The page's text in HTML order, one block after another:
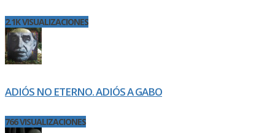
2.1K VISUALIZACIONES
ADIÓS NO ETERNO. ADIÓS A GABO
766 VISUALIZACIONES